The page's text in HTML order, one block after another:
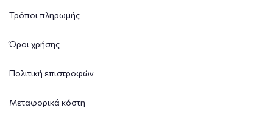
Τρόποι πληρωμής
Όροι χρήσης
Πολιτική επιστροφών
Μεταφορικά κόστη